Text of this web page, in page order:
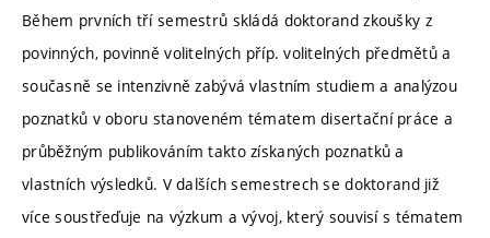
Během prvních tří semestrů skládá doktorand zkoušky z
povinných, povinně volitelných příp. volitelných předmětů a
současně se intenzivně zabývá vlastním studiem a analýzou
poznatků v oboru stanoveném tématem disertační práce a
průběžným publikováním takto získaných poznatků a
vlastních výsledků. V dalších semestrech se doktorand již
více soustřeďuje na výzkum a vývoj, který souvisí s tématem